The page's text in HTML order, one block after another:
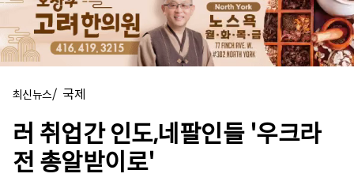
최신뉴스/ 국제
러 취업간 인도,네팔인들 '우크라
전 총알받이로'